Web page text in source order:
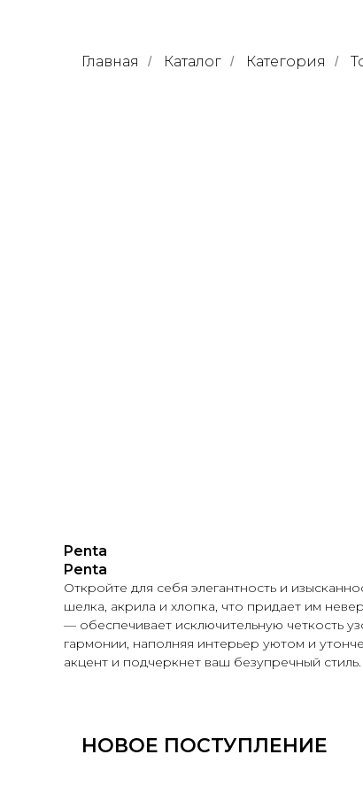
Главная / Каталог / Категория /
Penta
Penta
Откройте для себя элегантность и
шелка, акрила и хлопка, что придает им
— обеспечивает исключительную четкость
гармонии, наполняя интерьер уютом и
акцент и подчеркнет ваш безупречный стиль.
НОВОЕ ПОСТУПЛЕНИЕ